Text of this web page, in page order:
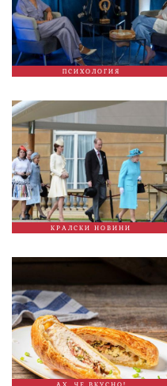
ПСИХОЛОГИЯ
КРАЛСКИ НОВИНИ
АХ, ЧЕ ВКУСНО!